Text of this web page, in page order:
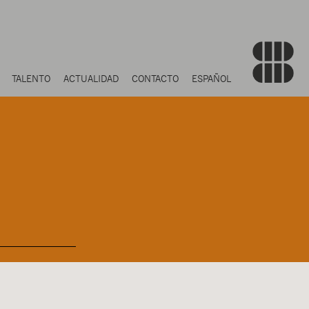
TALENTO ACTUALIDAD CONTACTO ESPAÑOL